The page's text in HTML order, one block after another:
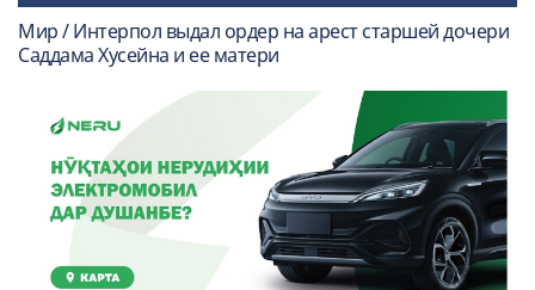
Мир / Интерпол выдал ордер на арест старшей дочери
Саддама Хусейна и ее матери